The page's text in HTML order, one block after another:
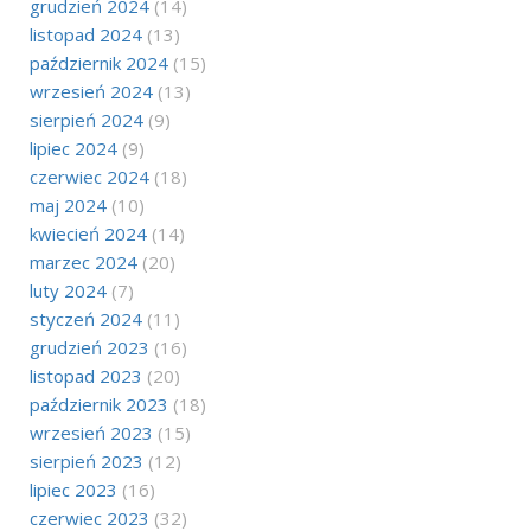
grudzień 2024 (14)
listopad 2024 (13)
październik 2024 (15)
wrzesień 2024 (13)
sierpień 2024 (9)
lipiec 2024 (9)
czerwiec 2024 (18)
maj 2024 (10)
kwiecień 2024 (14)
marzec 2024 (20)
luty 2024 (7)
styczeń 2024 (11)
grudzień 2023 (16)
listopad 2023 (20)
październik 2023 (18)
wrzesień 2023 (15)
sierpień 2023 (12)
lipiec 2023 (16)
czerwiec 2023 (32)